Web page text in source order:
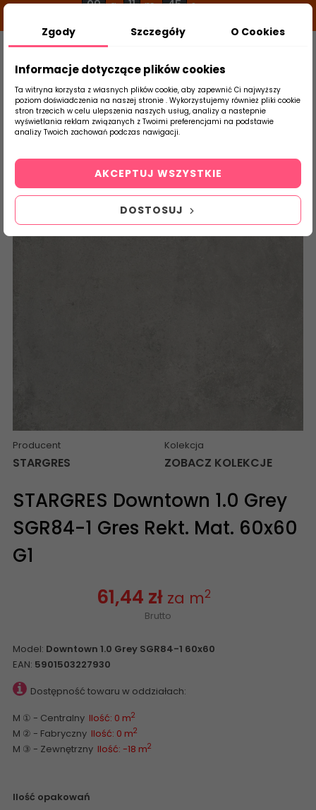
09 g 11 m 45 s
Szukaj
produktu
Strona Główna Salon / Taras Stargres
Producent
STARGRES
Kolekcja
ZOBACZ KOLEKCJE
STARGRES Downtown 1.0 Grey
SGR84-1 Gres Rekt. Mat. 60x60
G1
61,44 zł za m2
Brutto
Model: Downtown 1.0 Grey SGR84-1 60x60
EAN: 5901503227930
Dostępność towaru w oddziałach:
M ① - Centralny Ilość: 0 m2
M ② - Fabryczny Ilość: 0 m2
M ③ - Zewnętrzny Ilość: -18 m2
Ilość opakowań
Zgody Szczegóły O Cookies
Informacje dotyczące plików cookies
Ta witryna korzysta z własnych plików cookie, aby zapewnić Ci najwyższy
poziom doświadczenia na naszej stronie . Wykorzystujemy również pliki cookie
stron trzecich w celu ulepszenia naszych usług, analizy a nastepnie
wyświetlania reklam związanych z Twoimi preferencjami na podstawie
analizy Twoich zachowań podczas nawigacji.
DOSTOSUJ
AKCEPTUJ WSZYSTKIE